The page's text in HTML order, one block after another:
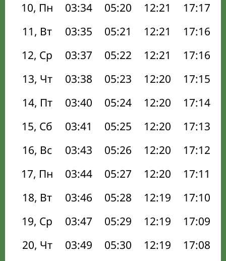
10, Пн
03:34 05:20 12:21 17:17
11, Вт
03:35 05:21 12:21 17:16
12, Ср
03:37 05:22 12:21 17:16
13, Чт
03:38 05:23 12:20 17:15
14, Пт
03:40 05:24 12:20 17:14
15, Сб
03:41 05:25 12:20 17:13
16, Вс
03:43 05:26 12:20 17:12
17, Пн
03:44 05:27 12:20 17:11
18, Вт
03:46 05:28 12:19 17:10
19, Ср
03:47 05:29 12:19 17:09
20, Чт
03:49 05:30 12:19 17:08